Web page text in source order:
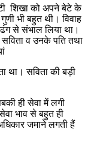
शिखा को अपने बेटे के
भी बहुत थी। विवाह
से संभाल लिया था।
सविता व उनके पति तथा
था। सविता की बड़ी
ही सेवा में लगी
भाव से बहुत ही
जमाने लगती हैं